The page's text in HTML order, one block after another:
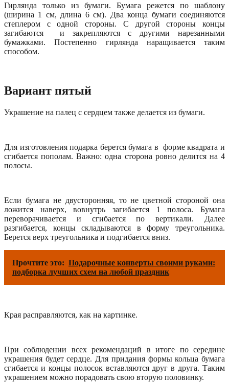
Гирлянда только из бумаги. Бумага режется по шаблону
(ширина 1 см, длина 6 см). Два конца бумаги соединяются
степлером с одной стороны. С другой стороны концы
загибаются и закрепляются с другими нарезанными
бумажками. Постепенно гирлянда наращивается таким
способом.
Вариант пятый
Украшение на палец с сердцем также делается из бумаги.
Для изготовления подарка берется бумага в форме квадрата и
сгибается пополам. Важно: одна сторона ровно делится на 4
полосы.
Если бумага не двусторонняя, то не цветной стороной она
ложится наверх, вовнутрь загибается 1 полоса. Бумага
переворачивается и сгибается по вертикали. Далее
разгибается, концы складываются в форму треугольника.
Берется верх треугольника и подгибается вниз.
Прочтите это: Подарочные конверты своими руками:
подборка лучших схем на любой праздник
Края расправляются, как на картинке.
При соблюдении всех рекомендаций в итоге по середине
украшения будет сердце. Для придания формы кольца бумага
сгибается и концы полосок вставляются друг в друга. Таким
украшением можно порадовать свою вторую половинку.